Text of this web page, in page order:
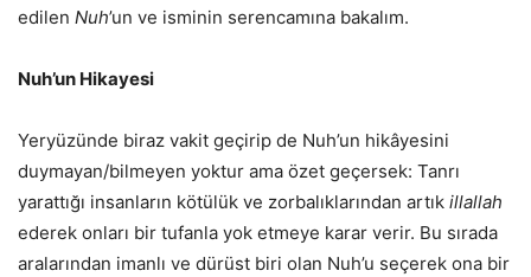
edilen Nuh’un ve isminin serencamına bakalım.
Nuh’un Hikayesi
Yeryüzünde biraz vakit geçirip de Nuh’un hikâyesini
duymayan/bilmeyen yoktur ama özet geçersek: Tanrı
yarattığı insanların kötülük ve zorbalıklarından artık illallah
ederek onları bir tufanla yok etmeye karar verir. Bu sırada
aralarından imanlı ve dürüst biri olan Nuh’u seçerek ona bir